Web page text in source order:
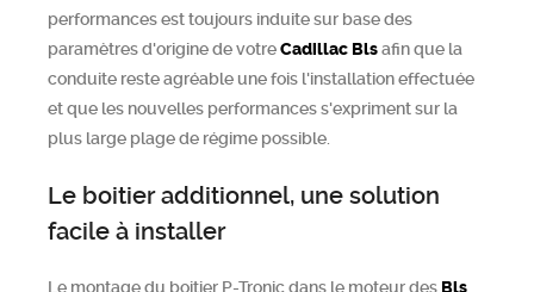
performances est toujours induite sur base des
paramètres d'origine de votreCadillac Blsafin que la
conduite reste agréable une fois l'installation effectuée
et que les nouvelles performances s'expriment sur la
plus large plage de régime possible.
Le boitier additionnel, une solution
facile à installer
Le montage du boitier P-Tronic dans le moteur des Bls